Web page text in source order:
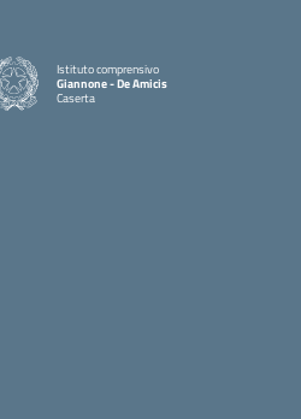
Istituto comprensivo
Giannone - De Amicis
Caserta